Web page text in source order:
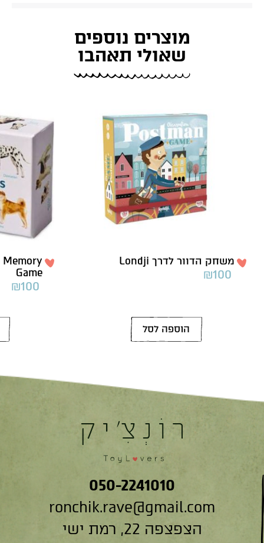
מוצרים נוספים
שאולי תאהבו
משחק הדוור לדרך Londji
₪100
הוספה לסל
Memory
Game
₪100
050-2241010
ronchik.rave@gmail.com
הצפצפה 22, רמת ישי